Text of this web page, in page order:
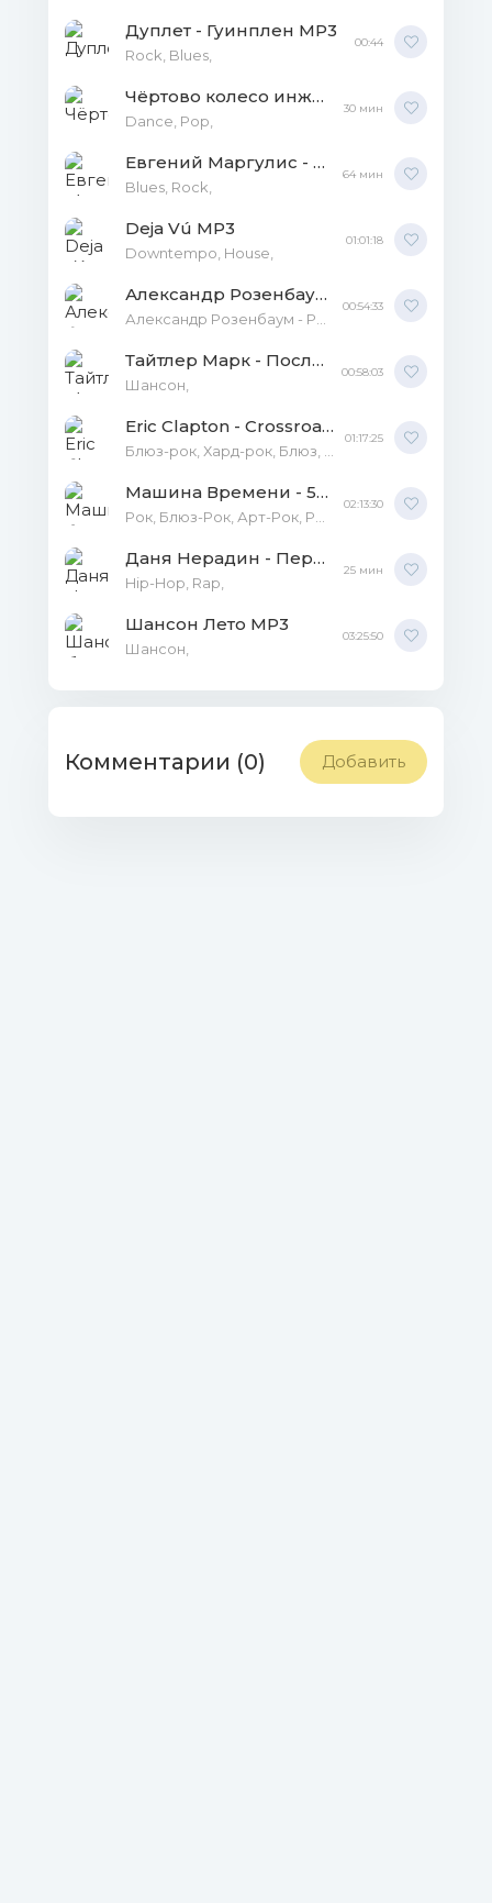
Дуплет - Гуинплен MP3
Rock, Blues,
00:44
Чёртово колесо инженера Ферриса - Funeral Sex MP3
Dance, Pop,
30 мин
Евгений Маргулис - Вечный блюз MP3
Blues, Rock,
64 мин
Deja Vú MP3
Downtempo, House,
01:01:18
Александр Розенбаум - Ритм лю Блюз MP3
00:54:33
Тайтлер Марк - Последняя любовь MP3
Шансон,
00:58:03
Eric Clapton - Crossroads Guitar Festival HDTVRip
01:17:25
Машина Времени - 50 лет. Юбилейный концерт [29.06] WEBRip
02:13:30
Даня Нерадин - Первый Цифровой MP3
Hip-Hop, Rap,
25 мин
Шансон Лето MP3
Шансон,
03:25:50
Комментарии (0) Добавить